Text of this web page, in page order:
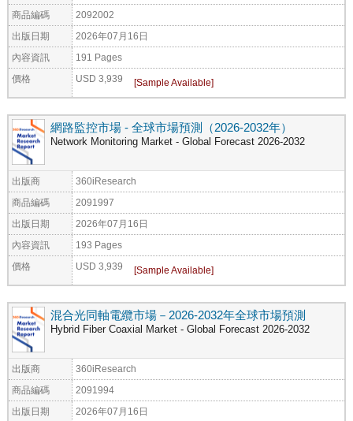
商品編碼 2092002
出版日期 2026年07月16日
內容資訊 191 Pages
價格 USD 3,939
網路監控市場 - 全球市場預測（2026-2032年）
Network Monitoring Market - Global Forecast 2026-2032
出版商 360iResearch
商品編碼 2091997
出版日期 2026年07月16日
內容資訊 193 Pages
價格 USD 3,939
混合光同軸電纜市場－2026-2032年全球市場預測
Hybrid Fiber Coaxial Market - Global Forecast 2026-2032
出版商 360iResearch
商品編碼 2091994
出版日期 2026年07月16日